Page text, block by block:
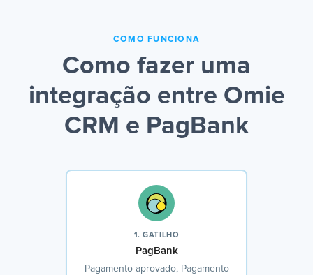
COMO FUNCIONA
Como fazer uma
integração entre Omie
CRM e PagBank
1. GATILHO
PagBank
Pagamento aprovado, Pagamento